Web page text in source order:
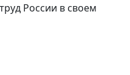
России в своем